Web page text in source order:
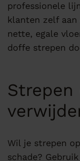
professionele
klanten zelf aan
nette, egale
doffe strepen
Strepen
Wil je strepen
schade?